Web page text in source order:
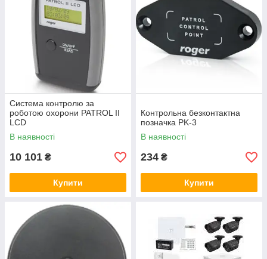
Система контролю за
роботою охорони PATROL II
LCD
В наявності
10 101 ₴
Купити
Контрольна безконтактна
позначка PK-3
В наявності
234 ₴
Купити